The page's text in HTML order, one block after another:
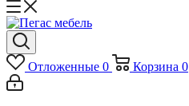
Отложенные 0 Корзина 0